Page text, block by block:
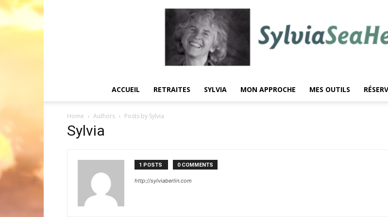
ACCUEIL RETRAITES SYLVIA MON APPROCHE MES OUTILS
Home Authors Posts by Sylvia
Sylvia
1 POSTS 0 COMMENTS
http://sylviaberlin.com